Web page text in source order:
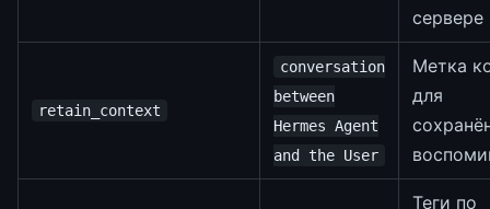
сервере
retain_context
conversation
between
Hermes Agent
and the User
Метка
для
Теги по